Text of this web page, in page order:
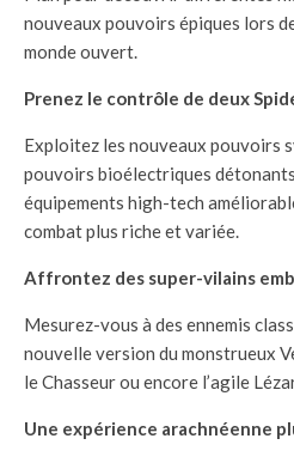
nouveaux pouvoirs épiques lors
monde ouvert.
Prenez le contrôle de deux
Exploitez les nouveaux pouvoirs
pouvoirs bioélectriques
équipements high-tech
combat plus riche et variée.
Affrontez des super-vilains
Mesurez-vous à des ennemis
nouvelle version du monstrueux
le Chasseur ou encore l’agile
Une expérience arachnéenne